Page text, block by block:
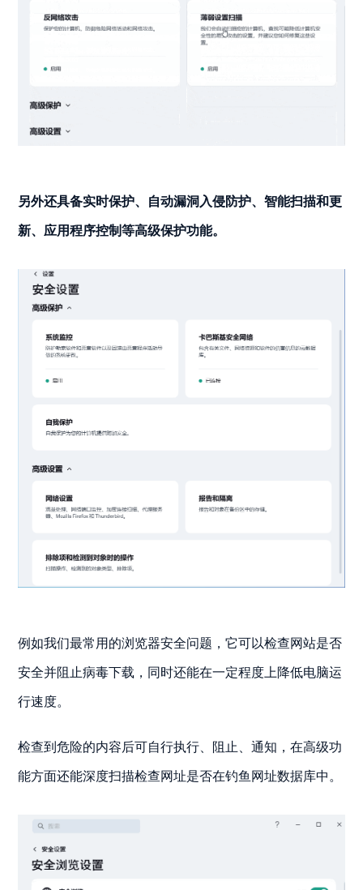
另外还具备实时保护、自动漏洞入侵防护、智能扫描和更
新、应用程序控制等高级保护功能。
例如我们最常用的浏览器安全问题，它可以检查网站是否
安全并阻止病毒下载，同时还能在一定程度上降低电脑运
行速度。
检查到危险的内容后可自行执行、阻止、通知，在高级功
能方面还能深度扫描检查网址是否在钓鱼网址数据库中。